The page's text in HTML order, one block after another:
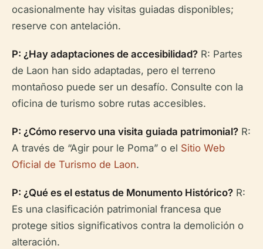
ocasionalmente hay visitas guiadas disponibles;
reserve con antelación.
P: ¿Hay adaptaciones de accesibilidad? R: Partes
de Laon han sido adaptadas, pero el terreno
montañoso puede ser un desafío. Consulte con la
oficina de turismo sobre rutas accesibles.
P: ¿Cómo reservo una visita guiada patrimonial? R:
A través de “Agir pour le Poma” o el Sitio Web
Oficial de Turismo de Laon.
P: ¿Qué es el estatus de Monumento Histórico? R:
Es una clasificación patrimonial francesa que
protege sitios significativos contra la demolición o
alteración.